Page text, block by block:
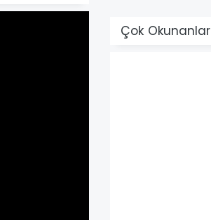
Çok Okunanlar